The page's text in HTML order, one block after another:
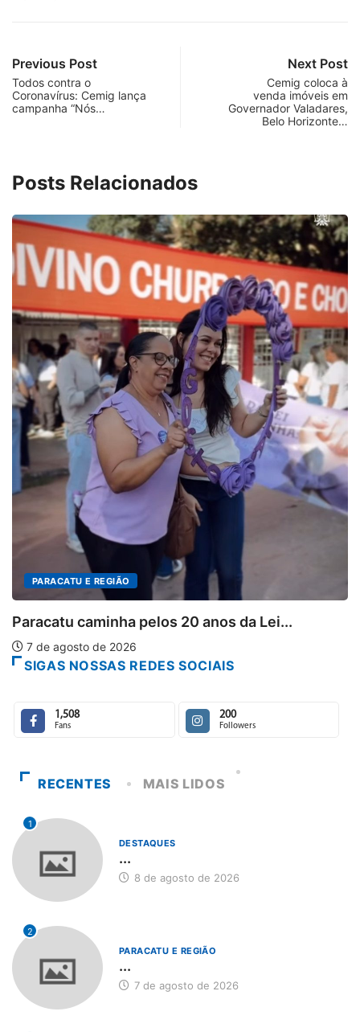
Previous Post
Todos contra o
Coronavírus: Cemig lança
campanha “Nós…
Next Post
Cemig coloca à
venda imóveis em
Governador Valadares,
Belo Horizonte…
Posts Relacionados
anos da Lei...
PARACATU E REGIÃO
Projeto CUTUCAR abre
7 de agosto de 2026
SIGAS NOSSAS REDES SOCIAIS
1,508
Fans
200
Followers
RECENTES MAIS LIDOS
1
DESTAQUES
...
8 de agosto de 2026
2
PARACATU E REGIÃO
...
7 de agosto de 2026